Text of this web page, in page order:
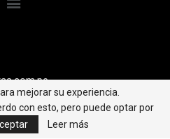
mejorar su experiencia.
con esto, pero puede optar por
Leer más